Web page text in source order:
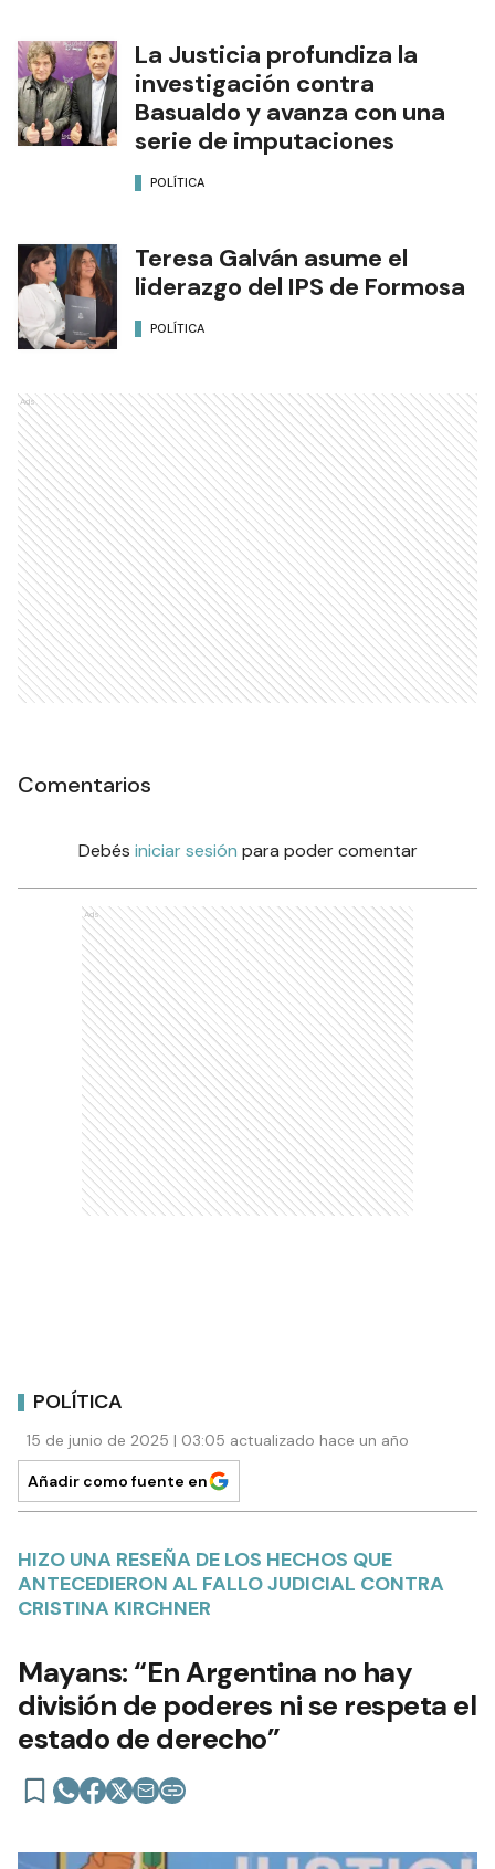
La Justicia profundiza la
investigación contra
Basualdo y avanza con una
serie de imputaciones
POLÍTICA
Teresa Galván asume el
liderazgo del IPS de Formosa
POLÍTICA
Ads
Comentarios
Debés iniciar sesión para poder comentar
Ads
POLÍTICA
15 de junio de 2025 | 03:05 actualizado hace un año
Añadir como fuente en
HIZO UNA RESEÑA DE LOS HECHOS QUE
ANTECEDIERON AL FALLO JUDICIAL CONTRA
CRISTINA KIRCHNER
Mayans: “En Argentina no hay
división de poderes ni se respeta el
estado de derecho”